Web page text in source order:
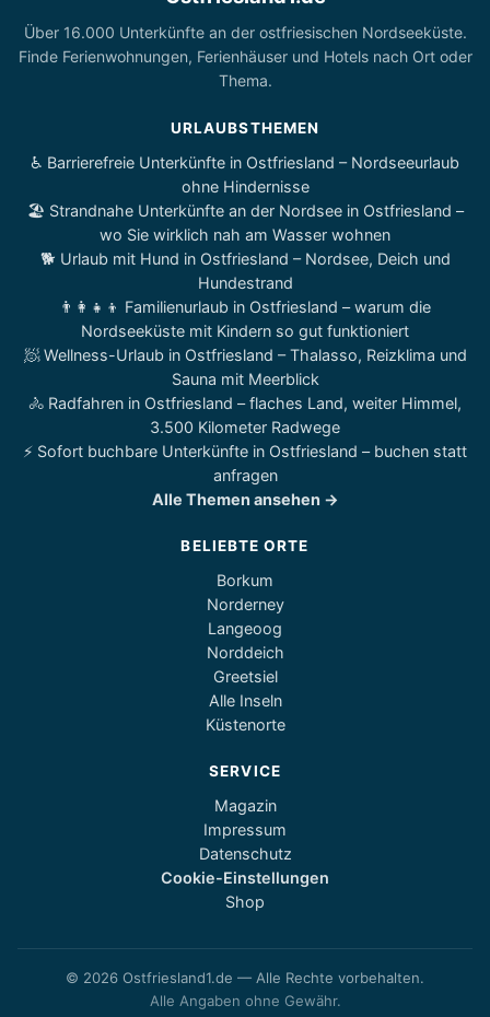
Über 16.000 Unterkünfte an der ostfriesischen Nordseeküste.
Finde Ferienwohnungen, Ferienhäuser und Hotels nach Ort oder
Thema.
URLAUBSTHEMEN
♿ Barrierefreie Unterkünfte in Ostfriesland – Nordseeurlaub
ohne Hindernisse
🏖️ Strandnahe Unterkünfte an der Nordsee in Ostfriesland –
wo Sie wirklich nah am Wasser wohnen
🐕 Urlaub mit Hund in Ostfriesland – Nordsee, Deich und
Hundestrand
👨‍👩‍👧‍👦 Familienurlaub in Ostfriesland – warum die
Nordseeküste mit Kindern so gut funktioniert
🧖 Wellness-Urlaub in Ostfriesland – Thalasso, Reizklima und
Sauna mit Meerblick
🚴 Radfahren in Ostfriesland – flaches Land, weiter Himmel,
3.500 Kilometer Radwege
⚡ Sofort buchbare Unterkünfte in Ostfriesland – buchen statt
anfragen
Alle Themen ansehen →
BELIEBTE ORTE
Borkum
Norderney
Langeoog
Norddeich
Greetsiel
Alle Inseln
Küstenorte
SERVICE
Magazin
Impressum
Datenschutz
Cookie-Einstellungen
Shop
© 2026 Ostfriesland1.de — Alle Rechte vorbehalten.
Alle Angaben ohne Gewähr.